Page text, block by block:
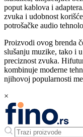
poput kablova i
zvuka i udobnost
potrošačke audio
Proizvodi ovog brenda
slušanju muzike, tako i
preciznost zvuka.
kombinuje moderne
njihovoj popularnosti
×